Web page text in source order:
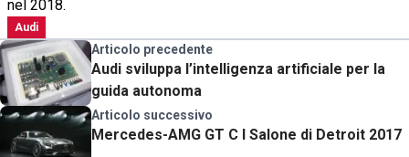
nel 2018.
Audi
Articolo precedente
Audi sviluppa l’intelligenza artificiale per la
guida autonoma
Articolo successivo
Mercedes-AMG GT C l Salone di Detroit 2017